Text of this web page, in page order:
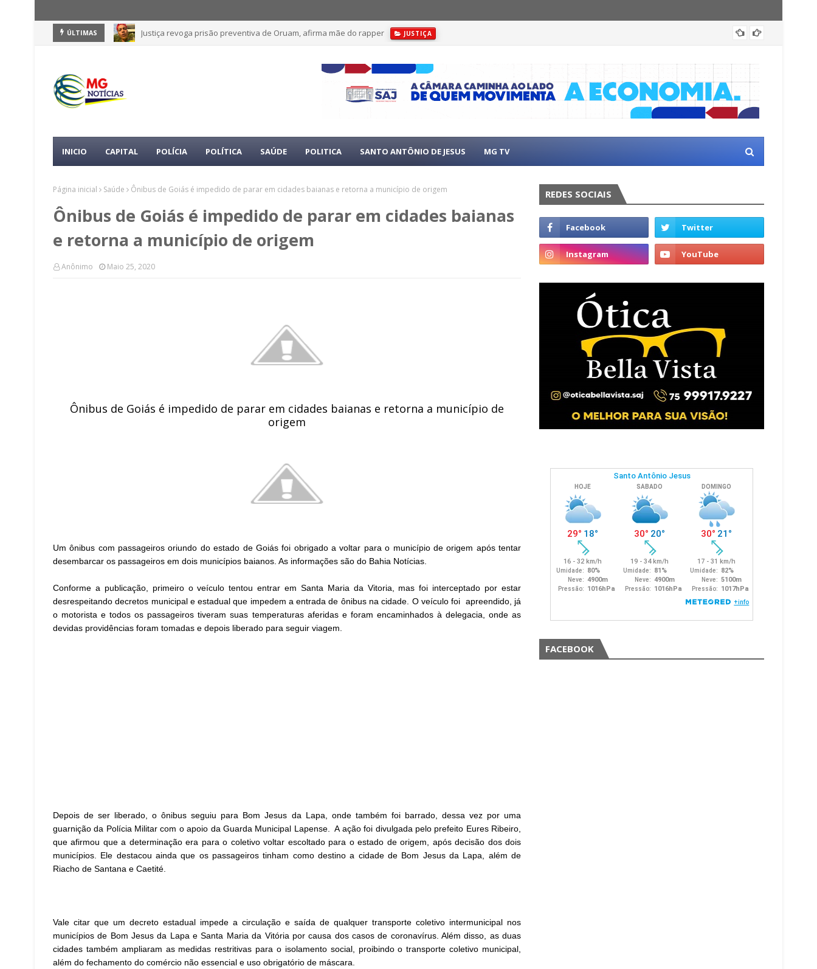
ÚLTIMAS Justiça revoga prisão preventiva de Oruam, afirma mãe do rapper JUSTIÇA
INICIO CAPITAL POLÍCIA POLÍTICA SAÚDE POLITICA SANTO ANTÔNIO DE JESUS MG TV
Página inicial Saúde Ônibus de Goiás é impedido de parar em cidades baianas e retorna a município de origem
Ônibus de Goiás é impedido de parar em cidades baianas
e retorna a município de origem
Anônimo Maio 25, 2020
Ônibus de Goiás é impedido de parar em cidades baianas e retorna a município de
origem
Um ônibus com passageiros oriundo do estado de Goiás foi obrigado a voltar para o município de origem após tentar
desembarcar os passageiros em dois municípios baianos. As informações são do Bahia Notícias.
Conforme a publicação, primeiro o veículo tentou entrar em Santa Maria da Vitoria, mas foi interceptado por estar
desrespeitando decretos municipal e estadual que impedem a entrada de ônibus na cidade. O veículo foi apreendido, já
o motorista e todos os passageiros tiveram suas temperaturas aferidas e foram encaminhados à delegacia, onde as
devidas providências foram tomadas e depois liberado para seguir viagem.
Depois de ser liberado, o ônibus seguiu para Bom Jesus da Lapa, onde também foi barrado, dessa vez por uma
guarnição da Polícia Militar com o apoio da Guarda Municipal Lapense. A ação foi divulgada pelo prefeito Eures Ribeiro,
que afirmou que a determinação era para o coletivo voltar escoltado para o estado de origem, após decisão dos dois
municípios. Ele destacou ainda que os passageiros tinham como destino a cidade de Bom Jesus da Lapa, além de
Riacho de Santana e Caetité.
Vale citar que um decreto estadual impede a circulação e saída de qualquer transporte coletivo intermunicipal nos
municípios de Bom Jesus da Lapa e Santa Maria da Vitória por causa dos casos de coronavírus. Além disso, as duas
cidades também ampliaram as medidas restritivas para o isolamento social, proibindo o transporte coletivo municipal,
além do fechamento do comércio não essencial e uso obrigatório de máscara.
REDES SOCIAIS
FACEBOOK